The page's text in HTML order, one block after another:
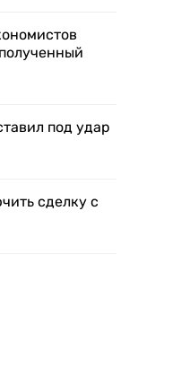
под удар
сделку с